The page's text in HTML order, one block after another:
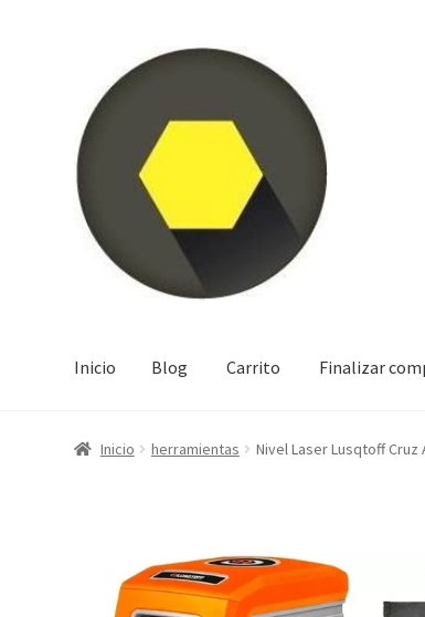
navegación
contenido
Inicio Blog Carrito Finalizar
Inicio Blog Carrito Finalizar compra Mi cuenta
Inicio herramientas Nivel Laser Lusqtoff